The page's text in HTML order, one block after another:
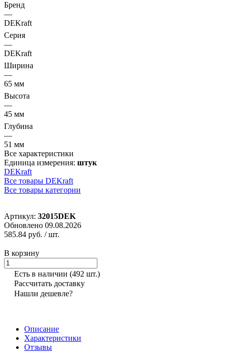
Бренд
—
DEKraft
Серия
—
DEKraft
Ширина
—
65 мм
Высота
—
45 мм
Глубина
—
51 мм
Все характеристики
Единица измерения: штук
DEKraft
Все товары DEKraft
Все товары категории
Артикул: 32015DEK
Обновлено 09.08.2026
585.84 руб. / шт.
В корзину
Есть в наличии (492 шт.)
Рассчитать доставку
Нашли дешевле?
Описание
Характеристики
Отзывы